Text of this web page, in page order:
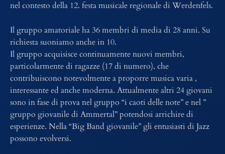
nel contesto della 12. festa musicale regionale di Werdenfels.
Il gruppo amatoriale ha 36 membri di media di 28 anni. Su
richiesta suoniamo anche in 10.
Il gruppo acquisisce continuamente nuovi membri,
particolarmente di ragazze (17 di numero), che
contribuiscono notevolmente a proporre musica varia ,
interessante ed anche moderna. Attualmente altri 24 giovani
sono in fase di prova nel gruppo “i caoti delle note” e nel ”
gruppo giovanile di Ammertal” potendosi arrichire di
esperienze. Nella “Big Band giovanile” gli entusiasti di Jazz
possono evolversi.